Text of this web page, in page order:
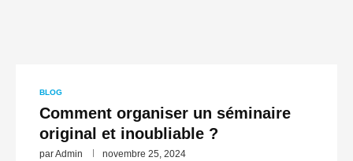
BLOG
Comment organiser un séminaire
original et inoubliable ?
parAdmin novembre 25, 2024